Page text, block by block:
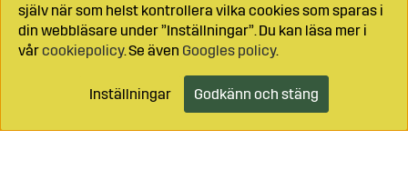
Lägg i kundvagnen
själv när som helst kontrollera vilka cookies som sparas i
din webbläsare under ”Inställningar”. Du kan läsa mer i
vårcookiepolicy. Se även Googles policy.
Inställningar Godkänn och stäng